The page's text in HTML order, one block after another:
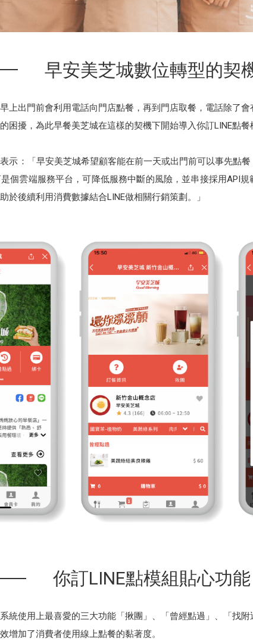
早安美芝城數位轉型的契
上出門前會利用電話向門店點餐，再到門店取餐，電話除了
困擾，為此早餐美芝城在這樣的契機下開始導入你訂LINE點餐
示：「早安美芝城希望顧客能在前一天或出門前可以事先點
個雲端服務平台，可降低服務中斷的風險，並串接採用API
於後續利用消費數據結合LINE做相關行銷策劃。」
你訂LINE點模組貼心功能
統使用上最喜愛的三大功能「揪團」、「曾經點過」、「找
增加了消費者使用線上點餐的黏著度。